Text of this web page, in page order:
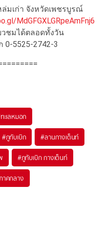
มเก่า จังหวัดเพชรบูรณ์
MdGFGXLGRpeAmFnj6
วชมได้ตลอดทั้งวัน
5525-2742-3
ะเลหมอก
#ภูทับเบิก #ลานกางเต็นท์
#ภูทับเบิก กางเต็นท์
าคกลาง